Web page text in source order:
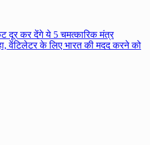
दूर कर देंगे ये 5 चमत्कारिक मंत्र
वेंटिलेटर के लिए भारत की मदद करने को